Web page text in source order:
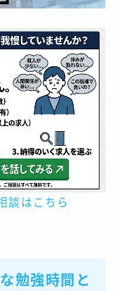
談はこちら
勉強時間と